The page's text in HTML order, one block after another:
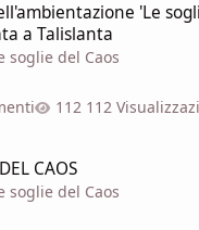
'Le
a Talislanta
soglie del Caos
112
CAOS
soglie del Caos